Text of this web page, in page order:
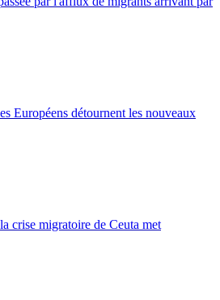
Européens détournent les nouveaux
crise migratoire de Ceuta met